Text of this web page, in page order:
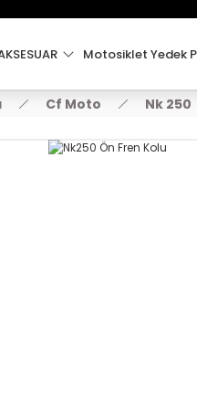
Motosiklet Yedek
Cf Moto Nk 250